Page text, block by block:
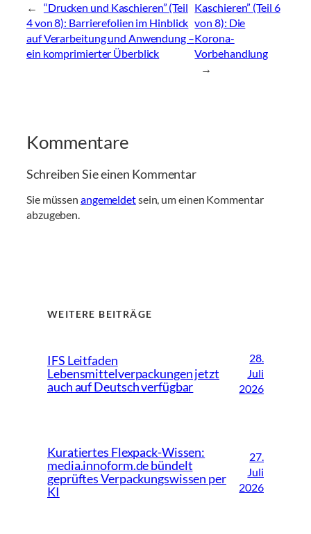
←
“Drucken und Kaschieren” (Teil
4 von 8): Barrierefolien im Hinblick
auf Verarbeitung und Anwendung –
ein komprimierter Überblick
Kaschieren” (Teil 6
von 8): Die
Korona-
Vorbehandlung
→
Kommentare
Schreiben Sie einen Kommentar
Sie müssen angemeldetsein, um einen Kommentar
abzugeben.
WEITERE BEITRÄGE
IFS Leitfaden
Lebensmittelverpackungen jetzt
auch auf Deutsch verfügbar
28.
Juli
2026
Kuratiertes Flexpack-Wissen:
media.innoform.de bündelt
geprüftes Verpackungswissen per
KI
27.
Juli
2026